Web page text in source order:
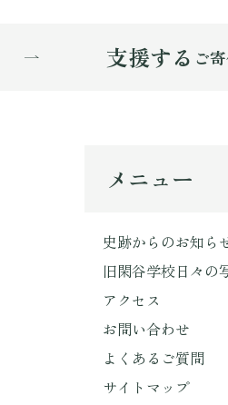
支援する ご
メニュー
史跡からのお知ら
旧閑谷学校日々の
アクセス
お問い合わせ
よくあるご質問
サイトマップ